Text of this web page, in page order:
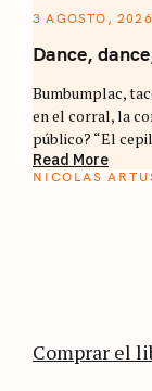
3 AGOSTO, 2026
Dance,
Bumbumplac,
en el corral, la
público? “El
Read More
NICOLAS
Comprar el